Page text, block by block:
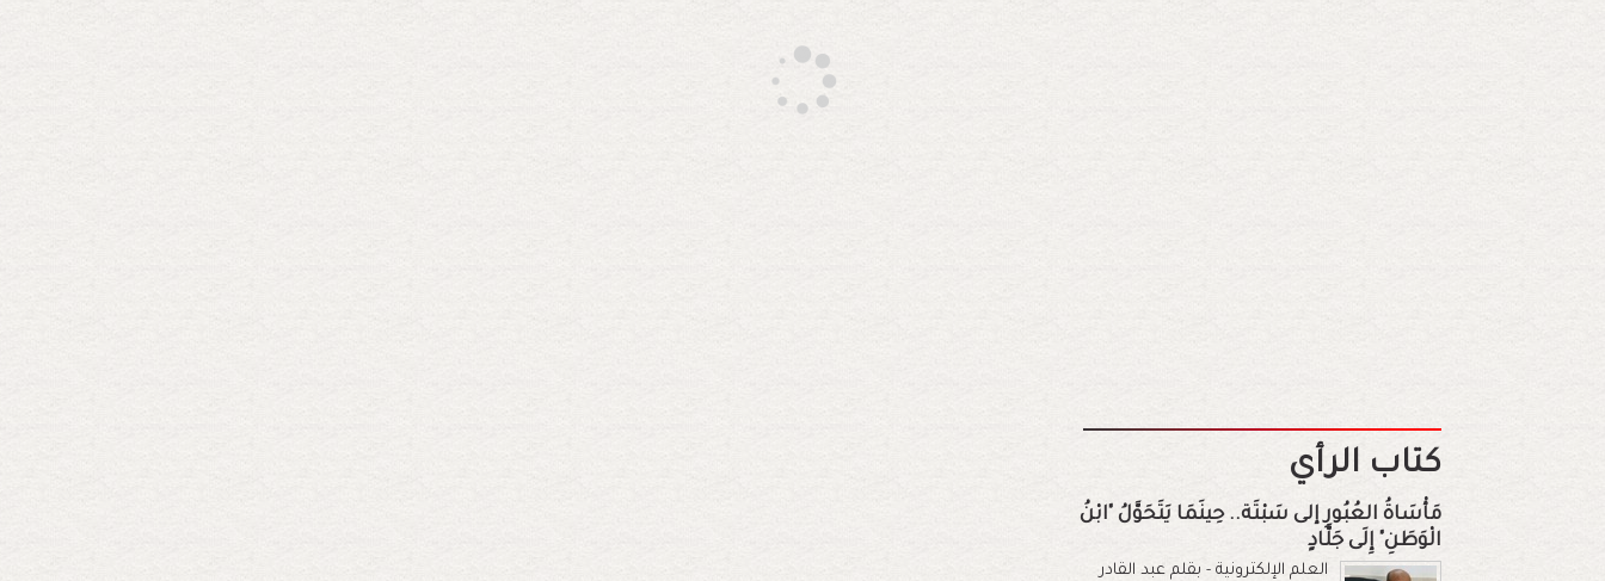
كتاب الرأي
مَأْسَاةُ العُبُورِ إلى سَبْتَة.. حِينَمَا يَتَحَوَّلُ "ابْنُ
الْوَطَنِ" إِلَى جَلَّادٍ
العلم الإلكترونية - بقلم عبد القادر